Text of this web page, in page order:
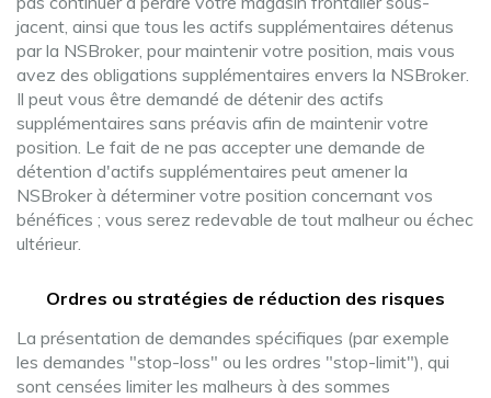
jacent, ainsi que tous les actifs supplémentaires détenus
par la NSBroker, pour maintenir votre position, mais vous
avez des obligations supplémentaires envers la NSBroker.
Il peut vous être demandé de détenir des actifs
supplémentaires sans préavis afin de maintenir votre
position. Le fait de ne pas accepter une demande de
détention d'actifs supplémentaires peut amener la
NSBroker à déterminer votre position concernant vos
bénéfices ; vous serez redevable de tout malheur ou échec
ultérieur.
Ordres ou stratégies de réduction des risques
La présentation de demandes spécifiques (par exemple
les demandes "stop-loss" ou les ordres "stop-limit"), qui
sont censées limiter les malheurs à des sommes